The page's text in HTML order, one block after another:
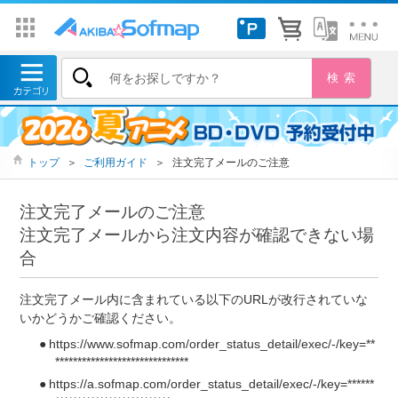
トップ ＞ ご利用ガイド ＞ 注文完了メールのご注意
注文完了メールのご注意
注文完了メールから注文内容が確認できない場
合
注文完了メール内に含まれている以下のURLが改行されていな
いかどうかご確認ください。
https://www.sofmap.com/order_status_detail/exec/-/key=**
******************************
https://a.sofmap.com/order_status_detail/exec/-/key=******